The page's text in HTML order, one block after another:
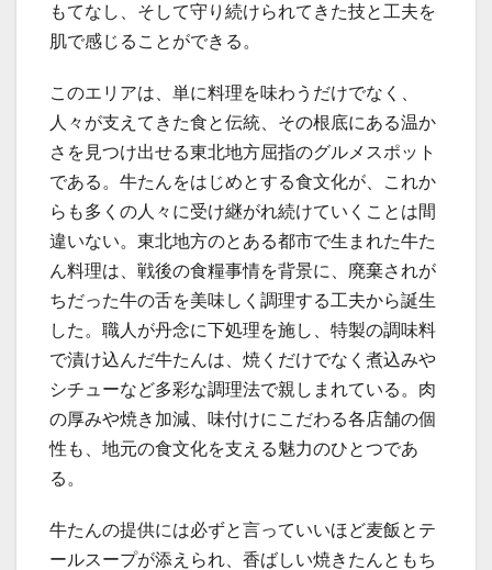
もてなし、そして守り続けられてきた技と工夫を
肌で感じることができる。
このエリアは、単に料理を味わうだけでなく、
人々が支えてきた食と伝統、その根底にある温か
さを見つけ出せる東北地方屈指のグルメスポット
である。牛たんをはじめとする食文化が、これか
らも多くの人々に受け継がれ続けていくことは間
違いない。東北地方のとある都市で生まれた牛た
ん料理は、戦後の食糧事情を背景に、廃棄されが
ちだった牛の舌を美味しく調理する工夫から誕生
した。職人が丹念に下処理を施し、特製の調味料
で漬け込んだ牛たんは、焼くだけでなく煮込みや
シチューなど多彩な調理法で親しまれている。肉
の厚みや焼き加減、味付けにこだわる各店舗の個
性も、地元の食文化を支える魅力のひとつであ
る。
牛たんの提供には必ずと言っていいほど麦飯とテ
ールスープが添えられ、香ばしい焼きたんともち